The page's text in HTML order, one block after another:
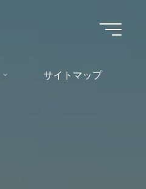
サイトマップ